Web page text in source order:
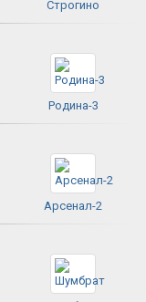
Строгино
Родина-3
Арсенал-2